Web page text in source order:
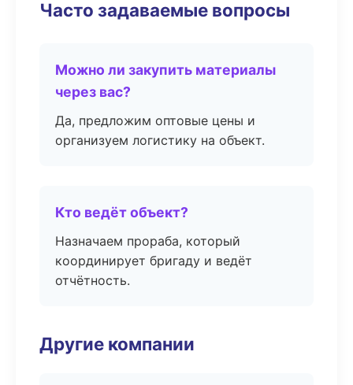
Часто задаваемые вопросы
Можно ли закупить материалы
через вас?
Да, предложим оптовые цены и
организуем логистику на объект.
Кто ведёт объект?
Назначаем прораба, который
координирует бригаду и ведёт
отчётность.
Другие компании